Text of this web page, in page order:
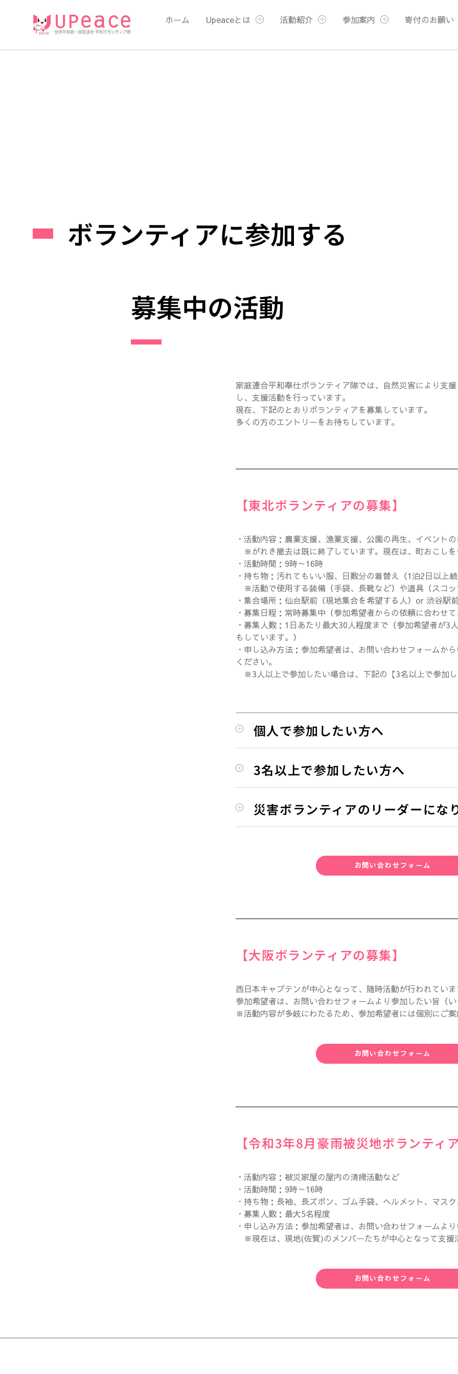
ホーム Upeaceとは 活動紹介 参加案内 寄付のお願い
ボランティアに参加する
募集中の活動
家庭連合平和奉仕ボランティア隊では、自然災害により支
し、支援活動を行っています。
現在、下記のとおりボランティアを募集しています。
多くの方のエントリーをお待ちしています。
【東北ボランティアの募集】
・活動内容：農業支援、漁業支援、公園の再生、イベント
※がれき撤去は既に終了しています。現在は、町おこしを
・活動時間：9時～16時
・持ち物：汚れてもいい服、日数分の着替え（1泊2日以上
※活動で使用する装備（手袋、長靴など）や道具（スコッ
・集合場所：仙台駅前（現地集合を希望する人）or 渋谷駅
・募集日程：常時募集中（参加希望者からの依頼に合わせ
・募集人数：1日あたり最大30人程度まで（参加希望者が
もしています。）
・申し込み方法：参加希望者は、お問い合わせフォーム
ください。
※3人以上で参加したい場合は、下記の【3名以上で参加し
個人で参加したい方へ
3名以上で参加したい方へ
災害ボランティアのリーダーにな
お問い合わせフォーム
【大阪ボランティアの募集】
西日本キャプテンが中心となって、随時活動が行われていま
参加希望者は、お問い合わせフォームより参加したい旨（
※活動内容が多岐にわたるため、参加希望者には個別にご案
お問い合わせフォーム
【令和3年8月豪雨被災地ボランティ
・活動内容：被災家屋の屋内の清掃活動など
・活動時間：9時～16時
・持ち物：長袖、長ズボン、ゴム手袋、ヘルメット、マス
・募集人数：最大5名程度
・申し込み方法：参加希望者は、お問い合わせフォームよ
※現在は、現地(佐賀)のメンバーたちが中心となって支援
お問い合わせフォーム